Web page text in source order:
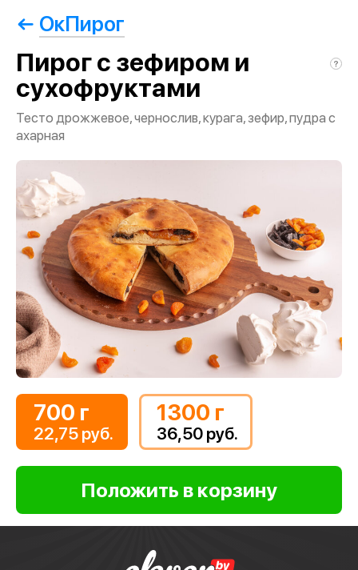
ОкПирог
Пирог с зефиром и
сухофруктами
Тесто дрожжевое, чернослив, курага, зефир, пудра с
ахарная
700 г
22,75 руб.
1300 г
36,50 руб.